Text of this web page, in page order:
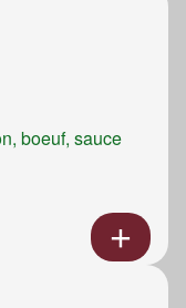
boeuf, sauce